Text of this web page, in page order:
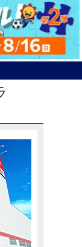
「エゴイ…
売中！